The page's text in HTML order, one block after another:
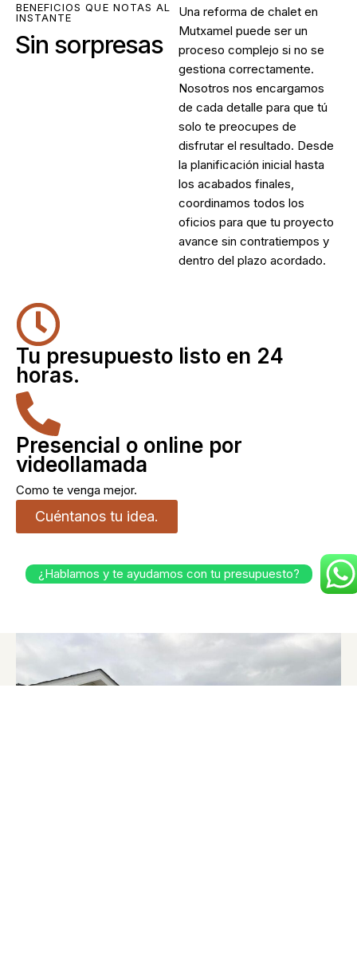
BENEFICIOS QUE NOTAS AL
INSTANTE
Sin sorpresas
Una reforma de chalet en
Mutxamel puede ser un
proceso complejo si no se
gestiona correctamente.
Nosotros nos encargamos
de cada detalle para que tú
solo te preocupes de
disfrutar el resultado. Desde
la planificación inicial hasta
los acabados finales,
coordinamos todos los
oficios para que tu proyecto
avance sin contratiempos y
dentro del plazo acordado.
Tu presupuesto listo en 24
horas.
Presencial o online por
videollamada
Como te venga mejor.
Cuéntanos tu idea.
¿Hablamos y te ayudamos con tu presupuesto?